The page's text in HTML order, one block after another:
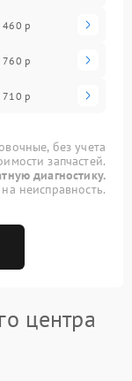
460 р
760 р
710 р
без учета
запчастей.
диагностику.
неисправность.
центра